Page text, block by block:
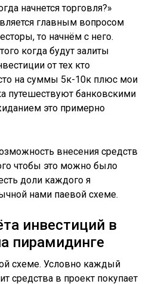
начнется торговля?»
главным вопросом
то начнём с него.
когда будут залиты
от тех кто
на суммы 5к-10к плюс мои
путешествуют банковскими
это примерно
внесения средств
чтобы это можно было
доли каждого я
нами паевой схеме.
инвестиций в
пирамидинге
схеме. Условно каждый
средства в проект покупает